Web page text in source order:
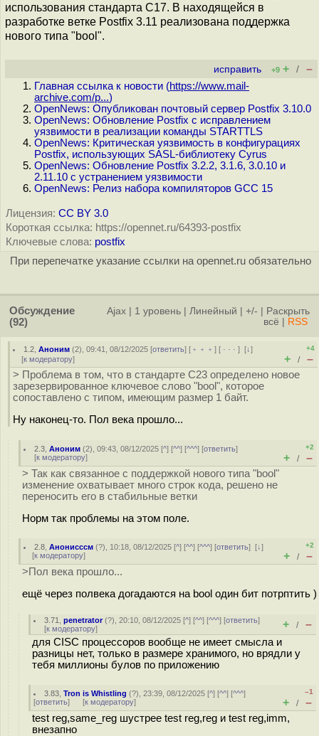
использования стандарта C17. В находящейся в
разработке ветке Postfix 3.11 реализована поддержка
нового типа "bool".
исправить +9 + / –
Главная ссылка к новости (https://www.mail-
archive.com/p...)
OpenNews: Опубликован почтовый сервер Postfix 3.10.0
OpenNews: Обновление Postfix с исправлением
уязвимости в реализации команды STARTTLS
OpenNews: Критическая уязвимость в конфигурациях
Postfix, использующих SASL-библиотеку Cyrus
OpenNews: Обновление Postfix 3.2.2, 3.1.6, 3.0.10 и
2.11.10 с устранением уязвимости
OpenNews: Релиз набора компиляторов GCC 15
Лицензия: CC BY 3.0
Короткая ссылка: https://opennet.ru/64393-postfix
Ключевые слова: postfix
При перепечатке указание ссылки на opennet.ru обязательно
Обсуждение
(92)
Ajax 1 уровень Линейный +/-
Раскрыть
всё
RSS
1.2 ,Аноним (2), 09:41, 08/12/2025 [ответить] [ ﹢﹢﹢] [ · · ·][↓]
[к модератору]
+4
+ / –
> Проблема в том, что в стандарте С23 определено новое
зарезервированное ключевое слово "bool", которое
сопоставлено с типом, имеющим размер 1 байт.
Ну наконец-то. Пол века прошло...
2.3 ,Аноним (2), 09:43, 08/12/2025 [^] [^^] [^^^] [ответить]
[к модератору]
+2
+ / –
> Так как связанное с поддержкой нового типа "bool"
изменение охватывает много строк кода, решено не
переносить его в стабильные ветки
Норм так проблемы на этом поле.
2.8 ,Анонисссм (?), 10:18, 08/12/2025 [^] [^^] [^^^] [ответить][↓]
[к модератору]
+2
+ / –
>Пол века прошло...
ещё через полвека догадаются на bool один бит потрптить )
3.71 ,penetrator(?), 20:10, 08/12/2025 [^] [^^] [^^^] [ответить]
[к модератору] + / –
для CISC процессоров вообще не имеет смысла и
разницы нет, только в размере хранимого, но врядли у
тебя миллионы булов по приложению
3.83 ,Tron is Whistling (?), 23:39, 08/12/2025 [^] [^^] [^^^]
[ответить] [к модератору]
–1
+ / –
test reg,same_reg шустрее test reg,reg и test reg,imm,
внезапно